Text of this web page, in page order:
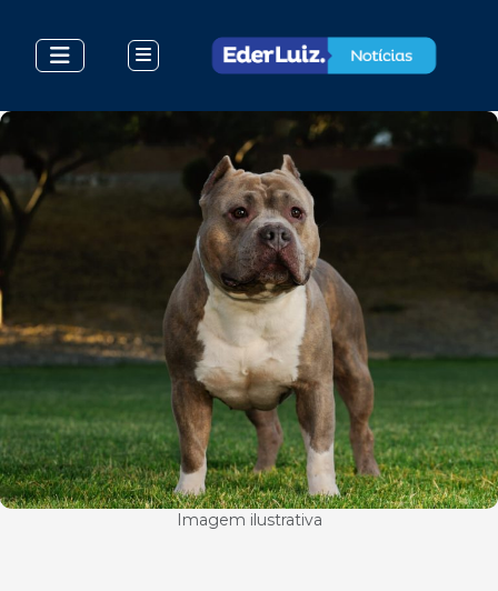
Imagem ilustrativa